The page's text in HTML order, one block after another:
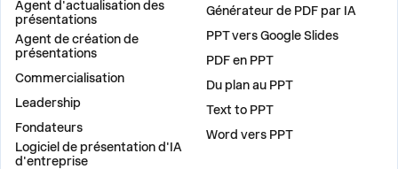
Agent d'actualisation des
présentations
Agent de création de
présentations
Commercialisation
Leadership
Fondateurs
Logiciel de présentation d'IA
d'entreprise
Générateur de PDF par IA
PPT vers Google Slides
PDF en PPT
Du plan au PPT
Text to PPT
Word vers PPT